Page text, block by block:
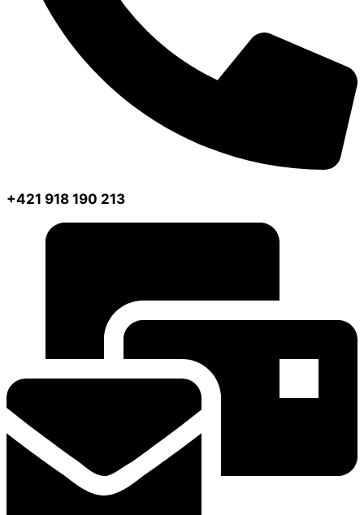
+421 918 190 213